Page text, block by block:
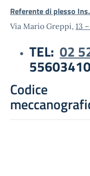
Referente di plesso
Via Mario Greppi, 13
TEL: 02
55603410
Codice